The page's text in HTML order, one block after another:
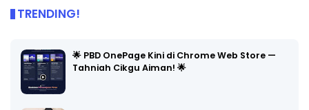
TRENDING!
🌟 PBD OnePage Kini di Chrome Web Store —
Tahniah Cikgu Aiman! 🌟